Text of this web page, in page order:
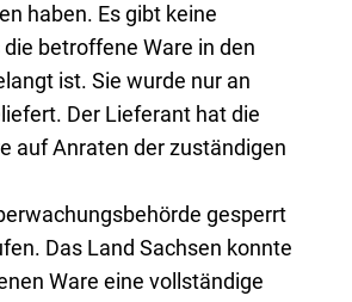
haben. Es gibt keine
betroffene Ware in den
ist. Sie wurde nur an
Der Lieferant hat die
auf Anraten der zuständigen
gesperrt
Das Land Sachsen konnte
Ware eine vollständige